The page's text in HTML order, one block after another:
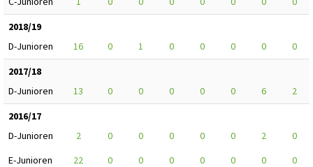
2018/19
D-Junioren
16 0 1 0 0 0 0
0
2017/18
D-Junioren
13 0 0 0 0 0 6
2
2016/17
D-Junioren
2 0 0 0 0 0 2
0
E-Junioren
22 0 0 0 0 0 0
0